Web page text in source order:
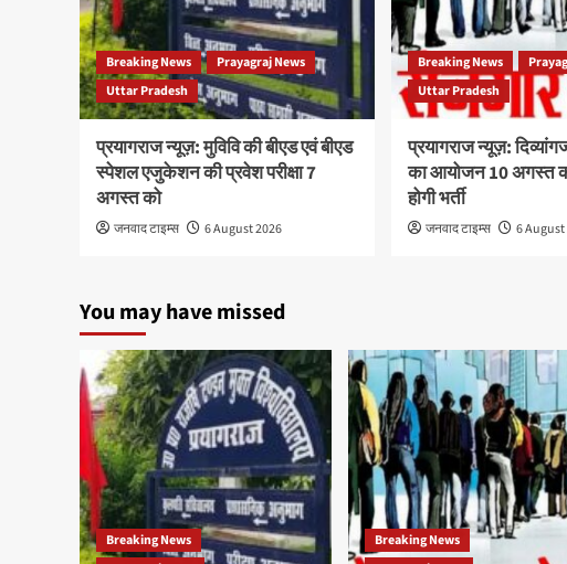
Breaking News
Prayagraj News
Uttar Pradesh
प्रयागराज न्यूज़: मुविवि की बीएड एवं बीएड
स्पेशल एजुकेशन की प्रवेश परीक्षा 7
अगस्त को
जनवाद टाइम्स 6 August 2026
Breaking News
Uttar Pradesh
प्रयागराज न्यूज़:
का आयोजन 10 अगस्त
होगी भर्ती
जनवाद टाइम्स 6
You may have missed
Breaking News
Breaking News